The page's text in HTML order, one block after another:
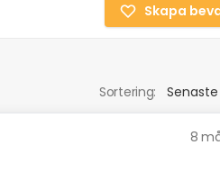
Skapa
Sortering:
8